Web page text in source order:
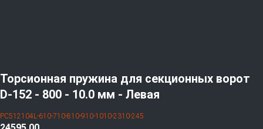
Торсионная пружина для секционных ворот
D-152 - 800 - 10.0 мм - Левая
PC512104L-610-710-810-910-1010-2310-245